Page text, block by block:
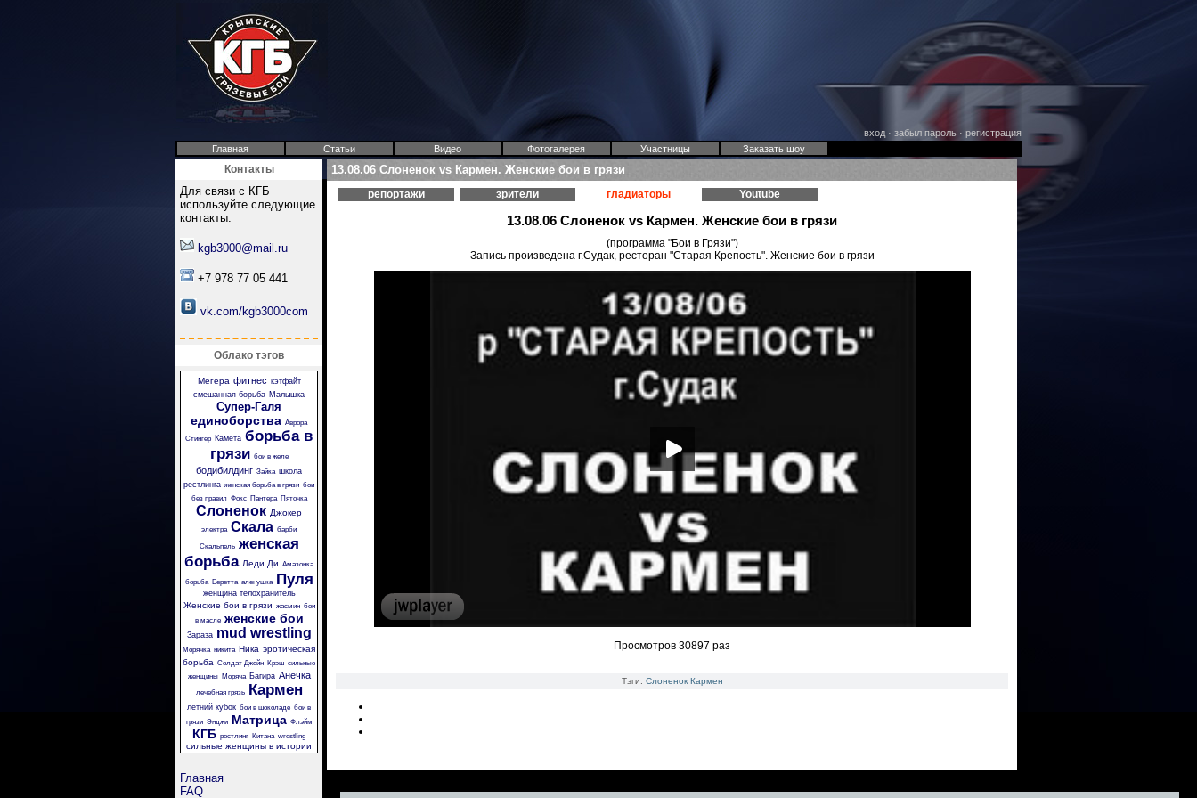
вход· забыл пароль· регистрация
Главная
Статьи Видео Фотогалерея Участницы Заказать шоу
Контакты
Для связи с КГБ
используйте следующие
контакты:
kgb3000@mail.ru
+7 978 77 05 441
vk.com/kgb3000com
Облако тэгов
Мегера фитнес кэтфайт
смешанная борьба Малышка
Супер-Галя
единоборства Аврора
Стингер Камета борьба в
грязи бои в желе
бодибилдинг Зайка школа
рестлинга женская борьба в грязи бои
без правил Фокс Пантера Пяточка
Слоненок Джокер
электра Скала барби
Скальпель женская
борьба Леди Ди Амазонка
борьба Беретта аленушка Пуля
женщина телохранитель
Женские бои в грязи жасмин бои
в масле женские бои
Зараза mud wrestling
Морячка никита Ника эротическая
борьба Солдат Джейн Крэш сильные
женщины
Моряча Багира Анечка
лечебная грязь Кармен
летний кубок бои в шоколаде бои в
грязи Энджи Матрица Флэйм
КГБ рестлинг Китана wrestling
сильные женщины в истории
Главная
FAQ
13.08.06 Слоненок vs Кармен. Женские бои в грязи
репортажи зрители гладиаторы Youtube
13.08.06 Слоненок vs Кармен. Женские бои в грязи
(программа "Бои в Грязи")
Запись произведена г.Судак, ресторан "Старая Крепость". Женские бои в грязи
Просмотров 30897 раз
Тэги: Слоненок Кармен